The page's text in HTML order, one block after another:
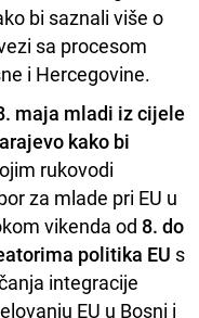
bi saznali više o
sa procesom
i Hercegovine.
maja mladi iz cijele
kako bi
rukovodi
za mlade pri EU u
vikenda od 8. do
politika EU s
integracije
EU u Bosni i